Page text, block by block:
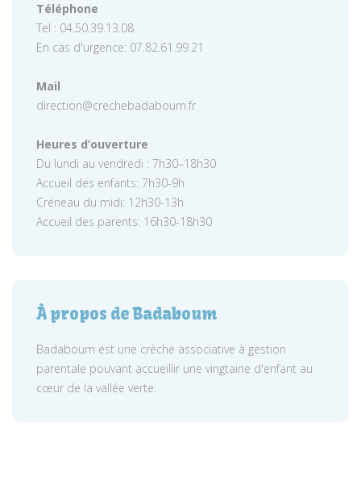
Téléphone
Tel : 04.50.39.13.08
En cas d'urgence: 07.82.61.99.21
Mail
direction@crechebadaboum.fr
Heures d’ouverture
Du lundi au vendredi : 7h30–18h30
Accueil des enfants: 7h30-9h
Créneau du midi: 12h30-13h
Accueil des parents: 16h30-18h30
À propos de Badaboum
Badaboum est une crèche associative à gestion
parentale pouvant accueillir une vingtaine d'enfant au
cœur de la vallée verte.